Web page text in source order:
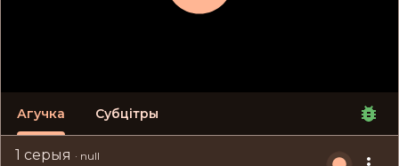
Агучка Субцітры
1 серыя · null